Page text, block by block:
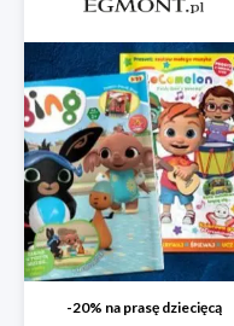
-20% na prasę dziecięcą